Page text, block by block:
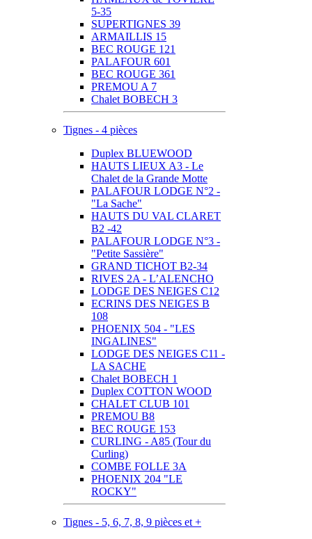
5-35
SUPERTIGNES 39
ARMAILLIS 15
BEC ROUGE 121
PALAFOUR 601
BEC ROUGE 361
PREMOU A 7
Chalet BOBECH 3
Tignes - 4 pièces
Duplex BLUEWOOD
HAUTS LIEUX A3 - Le
Chalet de la Grande Motte
PALAFOUR LODGE N°2 -
"La Sache"
HAUTS DU VAL CLARET
B2 -42
PALAFOUR LODGE N°3 -
"Petite Sassière"
GRAND TICHOT B2-34
RIVES 2A - L’ALENCHO
LODGE DES NEIGES C12
ECRINS DES NEIGES B
108
PHOENIX 504 - "LES
INGALINES"
LODGE DES NEIGES C11 -
LA SACHE
Chalet BOBECH 1
Duplex COTTON WOOD
CHALET CLUB 101
PREMOU B8
BEC ROUGE 153
CURLING - A85 (Tour du
Curling)
COMBE FOLLE 3A
PHOENIX 204 "LE
ROCKY"
Tignes - 5, 6, 7, 8, 9 pièces et +